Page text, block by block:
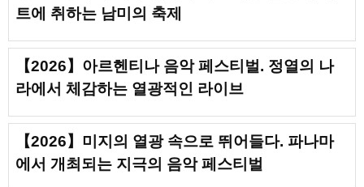
트에 취하는 남미의 축제
【2026】아르헨티나 음악 페스티벌. 정열의 나
라에서 체감하는 열광적인 라이브
【2026】미지의 열광 속으로 뛰어들다. 파나마
에서 개최되는 지극의 음악 페스티벌